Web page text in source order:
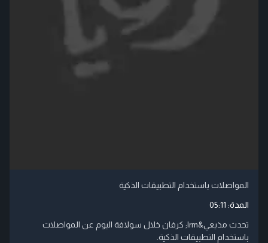
المواصلات باستخدام التطبيقات الذكية
المدة: 05:11
تحدث مذيعي‬&lrm; كرفان خلال سولافة اليوم عن المواصلات
باستخدام التطبيقات الذكية.